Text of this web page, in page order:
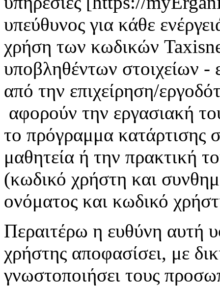
υπεύθυνος για κάθε
χρήση των κωδικών
υποβληθέντων στοιχείων -
από την επιχείρηση/
αφορούν την εργασιακή
το πρόγραμμα κατάρτισης
μαθητεία ή την πρακτική
(κωδικό χρήστη και
ονόματος και κωδικό
Περαιτέρω η ευθύνη αυτή
χρήστης αποφασίσει, με
γνωστοποιήσει τους